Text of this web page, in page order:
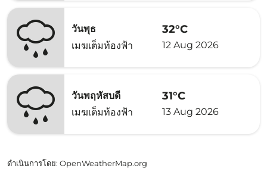
วันพุธ
เมฆเต็มท้องฟ้า
32°C
12 Aug 2026
วันพฤหัสบดี
เมฆเต็มท้องฟ้า
31°C
13 Aug 2026
ดำเนินการโดย: OpenWeatherMap.org